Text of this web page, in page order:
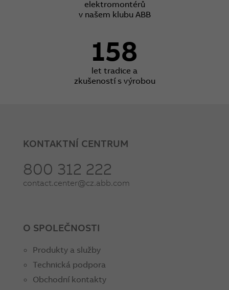
elektromontérů
v našem klubu ABB
158
let tradice a
zkušeností s výrobou
KONTAKTNÍ CENTRUM
800 312 222
contact.center@cz.abb.com
O SPOLEČNOSTI
Produkty a služby
Technická podpora
Obchodní kontakty